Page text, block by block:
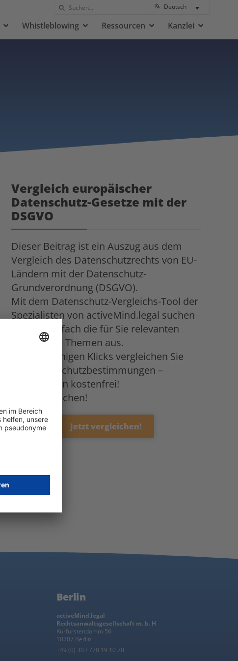
Deutsch
Whistleblowing Ressourcen Kanzlei
Vergleich europäischer
Datenschutz-Gesetze mit der
DSGVO
Dieser Beitrag ist ein Auszug aus dem
Vergleich des Datenschutzrechts von EU-
Ländern mit der Datenschutz-
Grundverordnung (DSGVO).
Mit dem Datenschutz-Vergleichs-Tool der
Spezialisten von activeMind.legal suchen
Sie sich einfach die für Sie relevanten
Länder und Themen aus.
Mit nur wenigen Klicks vergleichen Sie
alle Datenschutzbestimmungen –
vollkommen kostenfrei!
Jetzt vergleichen!
Jetzt vergleichen!
Berlin
activeMind.legal
Rechtsanwaltsgesellschaft m. b. H
Kurfürstendamm 56
10707 Berlin
+49 (0) 30 / 770 19 10 70
Sichern Sie sich
Wissen unserer
Experten!
Abonnieren Sie unseren
Newsletter: